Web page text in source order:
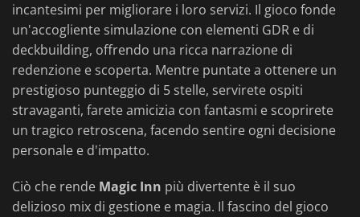
incantesimi per migliorare i loro servizi. Il gioco fonde
un'accogliente simulazione con elementi GDR e di
deckbuilding, offrendo una ricca narrazione di
redenzione e scoperta. Mentre puntate a ottenere un
prestigioso punteggio di 5 stelle, servirete ospiti
stravaganti, farete amicizia con fantasmi e scoprirete
un tragico retroscena, facendo sentire ogni decisione
personale e d'impatto.
Ciò che rende Magic Inn più divertente è il suo
delizioso mix di gestione e magia. Il fascino del gioco